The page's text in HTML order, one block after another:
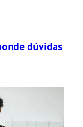
dúvidas